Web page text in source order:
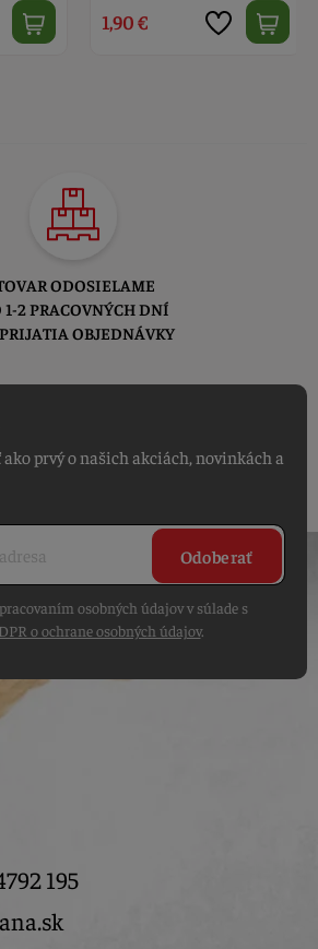
1,90 €
ODOSIELAME
1-2 PRACOVNÝCH DNÍ
OBJEDNÁVKY
prvý o našich akciách, novinkách a
Odoberať
osobných údajov v súlade s
o ochrane osobných údajov.
195